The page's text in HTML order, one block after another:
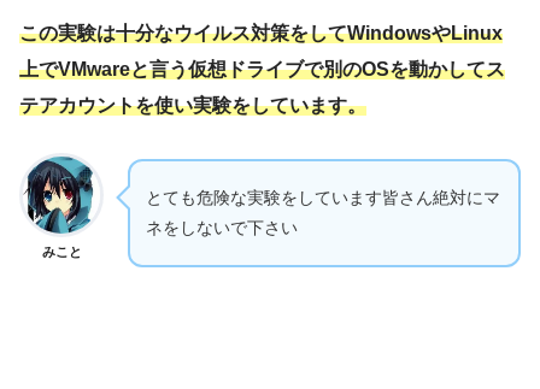
この実験は十分なウイルス対策をしてWindowsやLinux
上でVMwareと言う仮想ドライブで別のOSを動かしてス
テアカウントを使い実験をしています。
みこと
とても危険な実験をしています皆さん絶対にマ
ネをしないで下さい